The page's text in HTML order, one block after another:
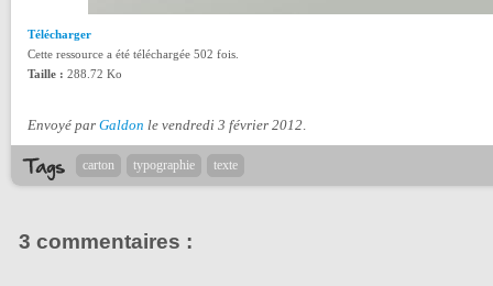
Télécharger
Cette ressource a été téléchargée 502 fois.
Taille : 288.72 Ko
Envoyé par Galdon le vendredi 3 février 2012.
carton typographie texte
3 commentaires :